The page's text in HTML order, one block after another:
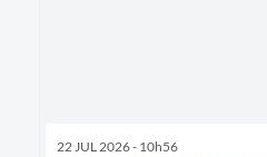
22 JUL 2026 - 10h56